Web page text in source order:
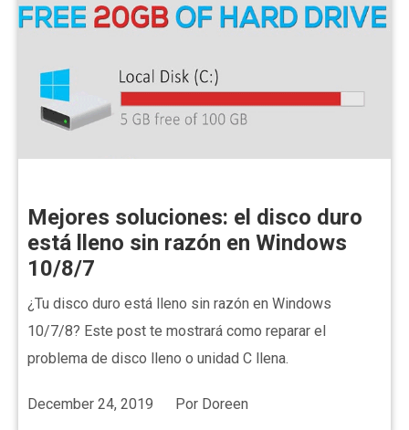
Mejores soluciones: el disco duro
está lleno sin razón en Windows
10/8/7
¿Tu disco duro está lleno sin razón en Windows
10/7/8? Este post te mostrará como reparar el
problema de disco lleno o unidad C llena.
December 24, 2019 Por Doreen